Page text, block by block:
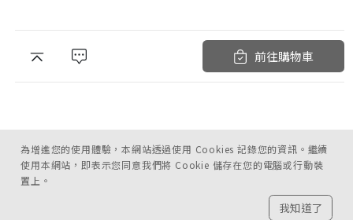
前往購物車
為增進您的使用體驗，本網站透過使用 Cookies 記錄您的資訊。繼續
使用本網站，即表示您同意我們將 Cookie 儲存在您的電腦或行動裝
置上。
我知道了